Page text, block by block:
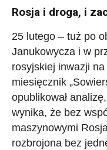
Rosja i droga, i
25 lutego – tuż po
Janukowycza i w
rosyjskiej inwazji
miesięcznik
opublikował
wynika, że bez
maszynowymi
rozbrojona bez